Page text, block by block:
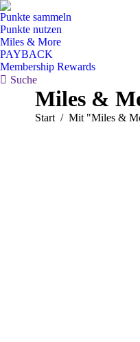
Punkte sammeln
Punkte nutzen
Miles & More
PAYBACK
Membership Rewards
Search:
Suche
Miles &
Sie befinden sich hier:
Start Mit "Miles &